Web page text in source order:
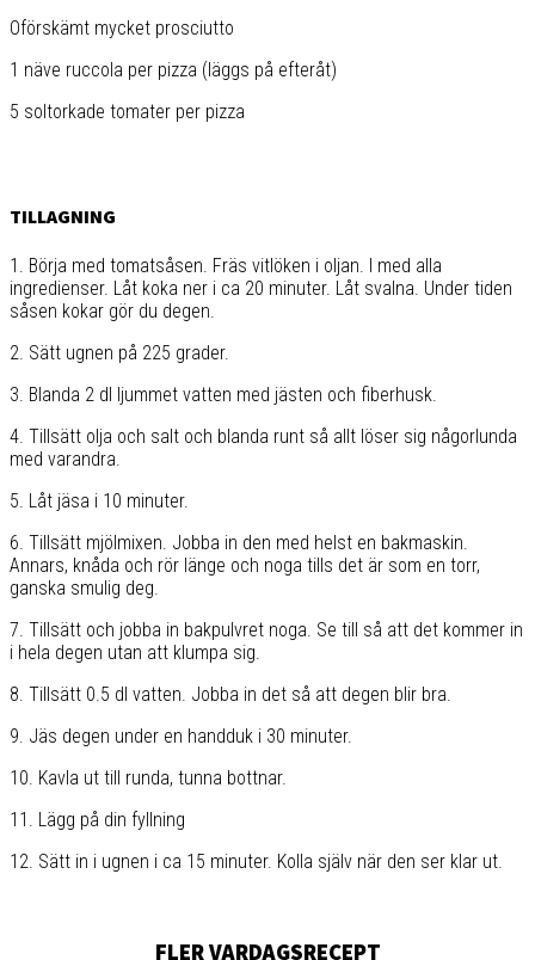
Oförskämt mycket prosciutto
1 näve ruccola per pizza (läggs på efteråt)
5 soltorkade tomater per pizza
TILLAGNING
1. Börja med tomatsåsen. Fräs vitlöken i oljan. I med alla
ingredienser. Låt koka ner i ca 20 minuter. Låt svalna. Under tiden
såsen kokar gör du degen.
2. Sätt ugnen på 225 grader.
3. Blanda 2 dl ljummet vatten med jästen och fiberhusk.
4. Tillsätt olja och salt och blanda runt så allt löser sig någorlunda
med varandra.
5. Låt jäsa i 10 minuter.
6. Tillsätt mjölmixen. Jobba in den med helst en bakmaskin.
Annars, knåda och rör länge och noga tills det är som en torr,
ganska smulig deg.
7. Tillsätt och jobba in bakpulvret noga. Se till så att det kommer in
i hela degen utan att klumpa sig.
8. Tillsätt 0.5 dl vatten. Jobba in det så att degen blir bra.
9. Jäs degen under en handduk i 30 minuter.
10. Kavla ut till runda, tunna bottnar.
11. Lägg på din fyllning
12. Sätt in i ugnen i ca 15 minuter. Kolla själv när den ser klar ut.
FLER VARDAGSRECEPT